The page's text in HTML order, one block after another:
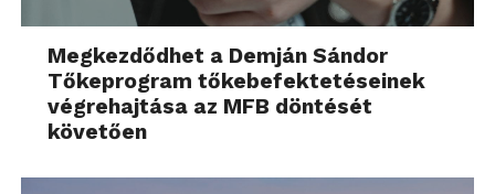
Megkezdődhet a Demján Sándor
Tőkeprogram tőkebefektetéseinek
végrehajtása az MFB döntését
követően